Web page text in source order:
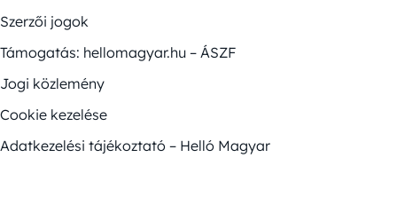
Szerzői jogok
Támogatás: hellomagyar.hu – ÁSZF
Jogi közlemény
Cookie kezelése
Adatkezelési tájékoztató – Helló Magyar